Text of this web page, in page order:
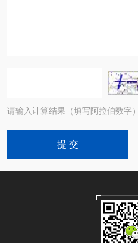
请输入计算结果（填写阿拉伯数字